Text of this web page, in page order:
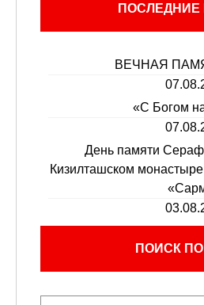
ПОСЛЕДНИЕ
ВЕЧНАЯ
«С Богом
День памяти
Кизилташском монастыре
ПОИСК